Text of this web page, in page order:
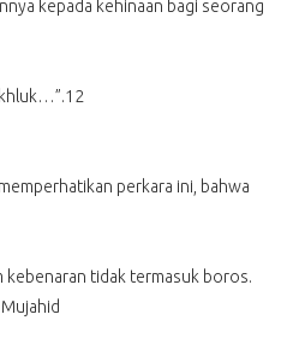
kepada kehinaan bagi seorang
perkara ini, bahwa
kebenaran tidak termasuk boros.
Mujahid